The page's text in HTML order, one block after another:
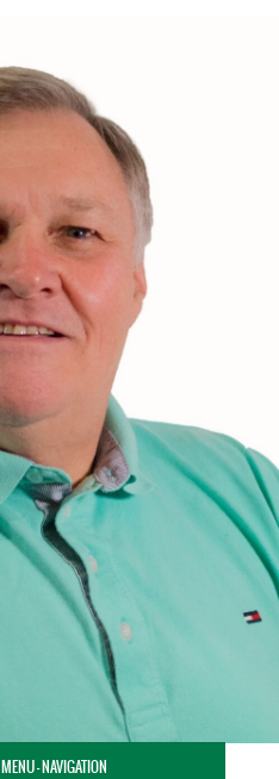
MENU - NAVIGATION